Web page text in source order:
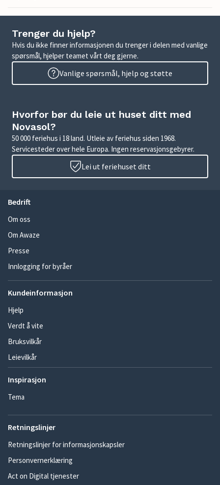
Trenger du hjelp?
Hvis du ikke finner informasjonen du trenger i delen med vanlige
spørsmål, hjelper teamet vårt deg gjerne.
Vanlige spørsmål, hjelp og støtte
Hvorfor bør du leie ut huset ditt med
Novasol?
50 000 feriehus i 18 land. Utleie av feriehus siden 1968.
Servicesteder over hele Europa. Ingen reservasjonsgebyrer.
Lei ut feriehuset ditt
Bedrift
Om oss
Om Awaze
Presse
Innlogging for byråer
Kundeinformasjon
Hjelp
Verdt å vite
Bruksvilkår
Leievilkår
Inspirasjon
Tema
Retningslinjer
Retningslinjer for informasjonskapsler
Personvernerklæring
Act on Digital tjenester